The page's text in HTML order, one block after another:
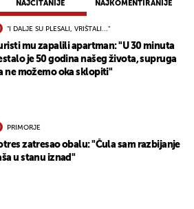
NAJČITANIJE NAJKOMENTIRANIJE
"I DALJE SU PLESALI, VRIŠTALI..."
mu zapalili apartman: "U 30 minuta
je 50 godina našeg života, supruga
ne možemo oka sklopiti"
PRIMORJE
zatresao obalu: "Čula sam razbijanje
u stanu iznad"